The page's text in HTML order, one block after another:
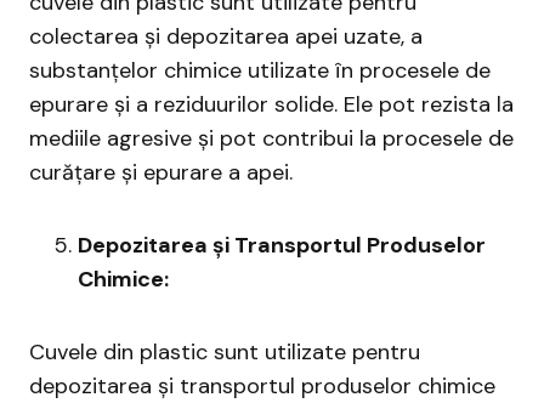
colectarea și depozitarea apei uzate, a
substanțelor chimice utilizate în procesele de
epurare și a reziduurilor solide. Ele pot rezista la
mediile agresive și pot contribui la procesele de
curățare și epurare a apei.
Depozitarea și Transportul Produselor
Chimice:
Cuvele din plastic sunt utilizate pentru
depozitarea și transportul produselor chimice